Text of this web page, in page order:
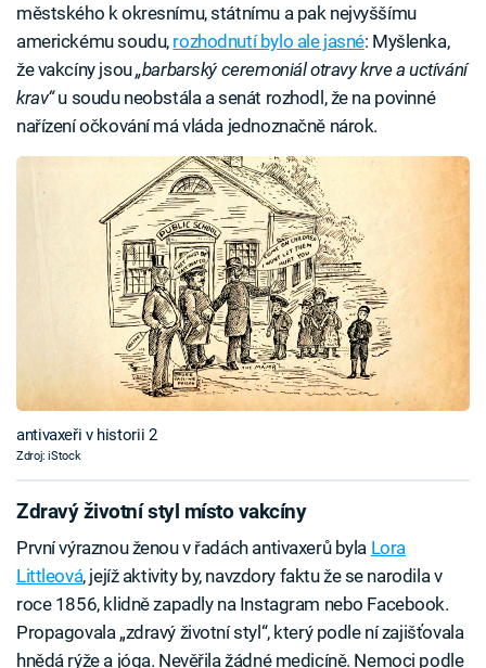
městského k okresnímu, státnímu a pak nejvyššímu
americkému soudu, rozhodnutí bylo ale jasné: Myšlenka,
že vakcíny jsou„barbarský ceremoniál otravy krve a uctívání
krav“u soudu neobstála a senát rozhodl, že na povinné
nařízení očkování má vláda jednoznačně nárok.
antivaxeři v historii 2
Zdroj: iStock
Zdravý životní styl místo vakcíny
První výraznou ženou v řadách antivaxerů byla Lora
Littleová, jejíž aktivity by, navzdory faktu že se narodila v
roce 1856, klidně zapadly na Instagram nebo Facebook.
Propagovala „zdravý životní styl“, který podle ní zajišťovala
hnědá rýže a jóga. Nevěřila žádné medicíně. Nemoci podle